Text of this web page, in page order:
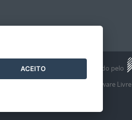
2016
Desenvolvido pelo
com o Software Livre
ACEITO